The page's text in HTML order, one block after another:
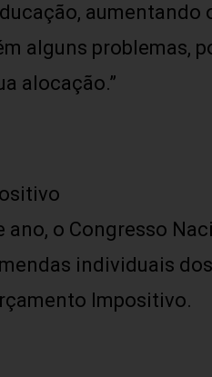
alguns problemas,
alocação.”
ano, o Congresso
individuais
Impositivo.